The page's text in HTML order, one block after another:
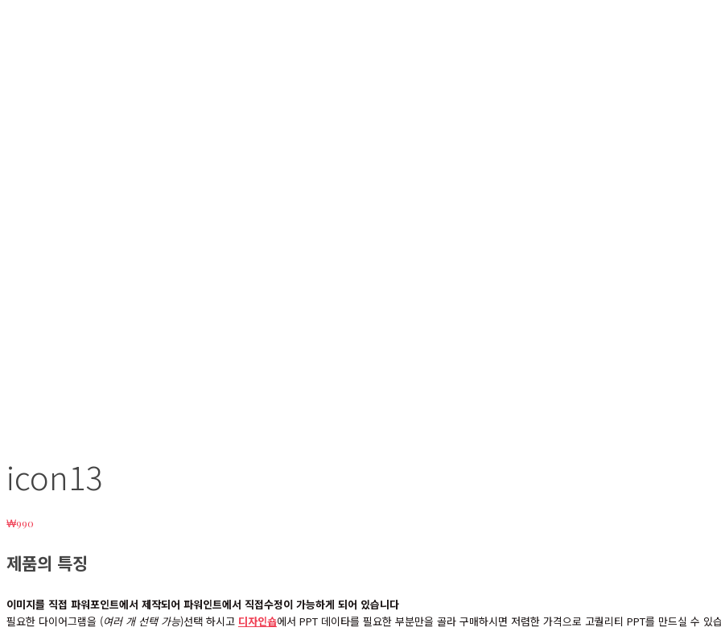
icon13
₩990
제품의 특징
이미지를 직접 파워포인트에서 제작되어 파워인트에서 직접수정이 가능하게 되어 있습니다
필요한 다이어그램을 (여러 개 선택 가능)선택 하시고 디자인숍에서 PPT 데이타를 필요한 부분만을 골라 구매하시면 저렴한 가격으로 고퀄리티 PPT를 만드실 수 있